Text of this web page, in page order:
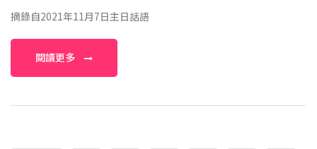
摘錄自2021年11月7日主日話語
閱讀更多